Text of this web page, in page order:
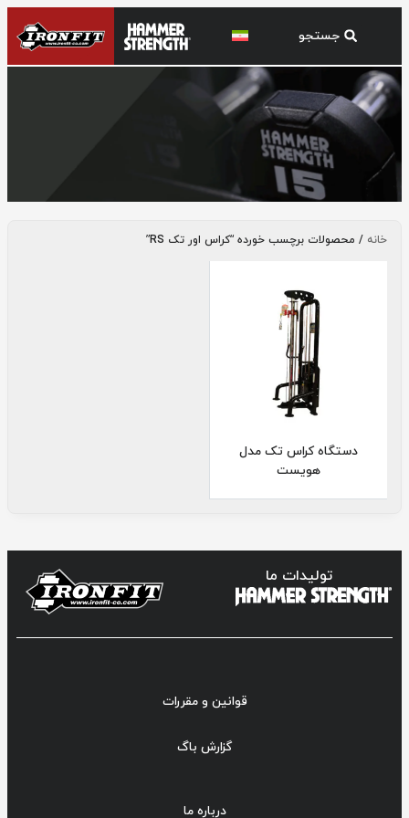
کراس اور تک RSخانه / محصولات برچسب خورده “کراس اور تک RS”
دستگاه کراس تک مدل
هویست
تولیدات ما
قوانین و مقررات
گزارش باگ
درباره ما